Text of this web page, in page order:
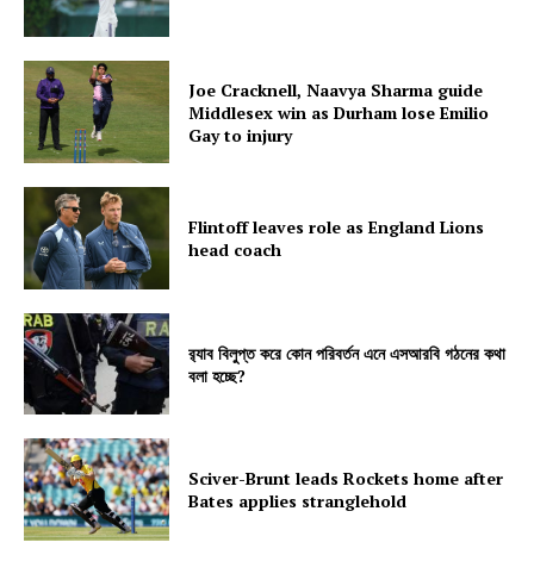
Joe Cracknell, Naavya Sharma guide
Middlesex win as Durham lose Emilio
Gay to injury
Flintoff leaves role as England Lions
head coach
র‍্যাব বিলুপ্ত করে কোন পরিবর্তন এনে এসআরবি গঠনের কথা
বলা হচ্ছে?
Sciver-Brunt leads Rockets home after
Bates applies stranglehold